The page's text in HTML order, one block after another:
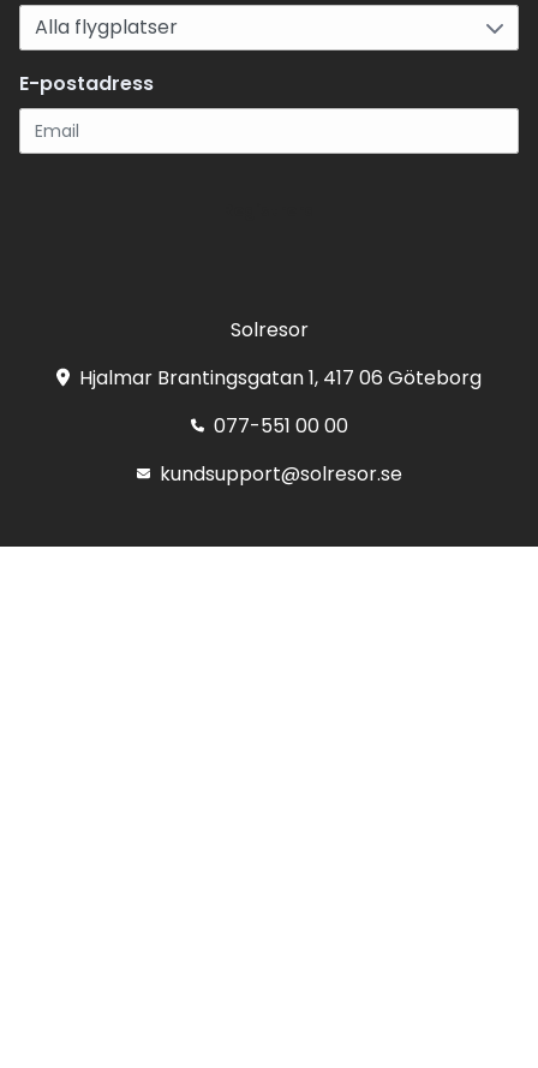
E-postadress
Solresor
Hjalmar Brantingsgatan 1, 417 06 Göteborg
077-551 00 00
kundsupport@solresor.se